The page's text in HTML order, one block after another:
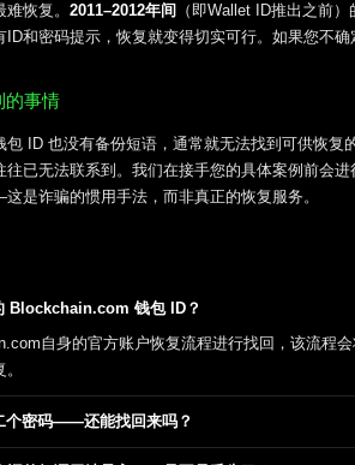
恢复。 2011–2012年间
（即Wallet ID推出之前
ID和密码提示，恢复就变得切实可行。如果您不
的事情
包 ID 也没有备份短语，通常就无法找到可供恢
往已无法联系到。我们在接手您的具体案例前会
是诈骗的惯用手法，而非真正的恢复服务。
Blockchain.com 钱包 ID？
自身的官方账户恢复流程进行找回，该流程
个密码——还能找回来吗？